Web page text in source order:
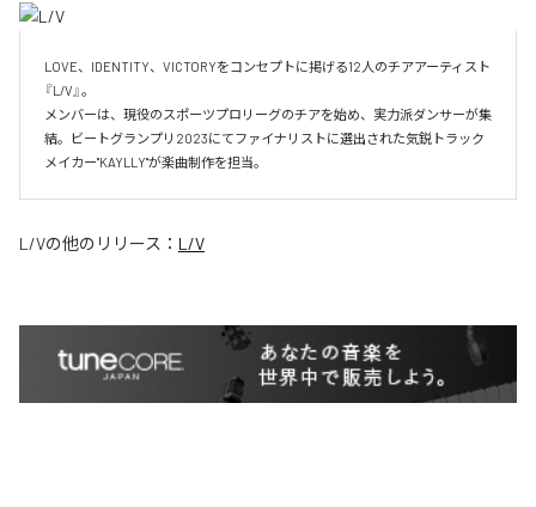
LOVE、IDENTITY、VICTORYをコンセプトに掲げる12人のチアアーティスト
『L/V』。
メンバーは、現役のスポーツプロリーグのチアを始め、実力派ダンサーが集
結。ビートグランプリ2023にてファイナリストに選出された気鋭トラック
メイカー"KAYLLY"が楽曲制作を担当。
L/Vの他のリリース： L/V